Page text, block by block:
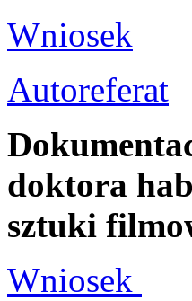
Wniosek
Autoreferat
doktora
sztuki
Wniosek